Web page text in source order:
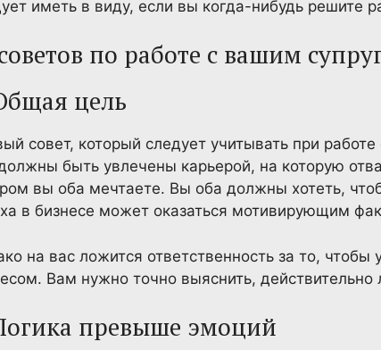
иметь в виду, если вы когда-нибудь решите
по работе с вашим
цель
совет, который следует учитывать при
быть увлечены карьерой, на которую
вы оба мечтаете. Вы оба должны хотеть,
в бизнесе может оказаться мотивирующим
на вас ложится ответственность за то, чтобы
Вам нужно точно выяснить,
превыше эмоций